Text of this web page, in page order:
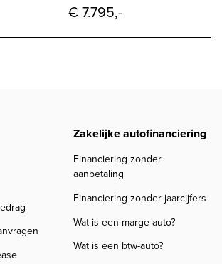
€ 7.795,-
Zakelijke autofinanciering
Financiering zonder
aanbetaling
Financiering zonder jaarcijfers
Wat is een marge auto?
Wat is een btw-auto?